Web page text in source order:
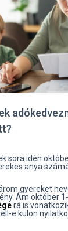
sora idén
anya
gyereket
Ám október
rá is
e külön